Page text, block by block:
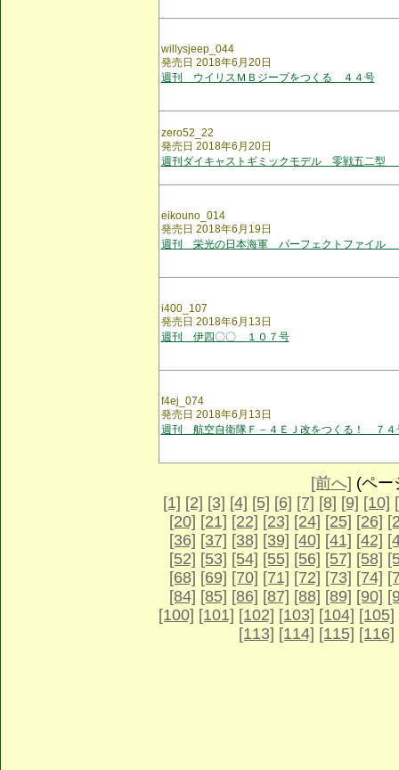
willysjeep_044
発売日 2018年6月20日
週刊 ウイリスＭＢジープをつくる ４４号
zero52_22
発売日 2018年6月20日
週刊ダイキャストギミックモデル 零戦五二型
eikouno_014
発売日 2018年6月19日
週刊 栄光の日本海軍 パーフェクトファイル
i400_107
発売日 2018年6月13日
週刊 伊四〇〇 １０７号
f4ej_074
発売日 2018年6月13日
週刊 航空自衛隊Ｆ－４ＥＪ改をつくる！ ７４
[前へ] (ペ
[1] [2] [3] [4] [5] [6] [7] [8] [9] [10]
[20] [21] [22] [23] [24] [25] [26]
[36] [37] [38] [39] [40] [41] [42]
[52] [53] [54] [55] [56] [57] [58]
[68] [69] [70] [71] [72] [73] [74]
[84] [85] [86] [87] [88] [89] [90]
[100] [101] [102] [103] [104] [105]
[113] [114] [115] [116]